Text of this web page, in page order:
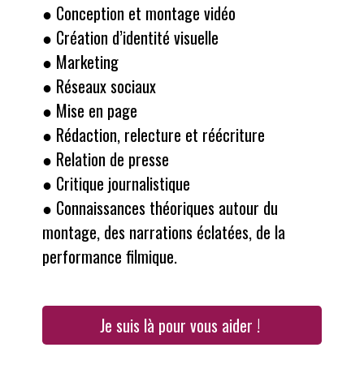
● Conception et montage vidéo
● Création d’identité visuelle
● Marketing
● Réseaux sociaux
● Mise en page
● Rédaction, relecture et réécriture
● Relation de presse
● Critique journalistique
● Connaissances théoriques autour du
montage, des narrations éclatées, de la
performance filmique.
Je suis là pour vous aider !